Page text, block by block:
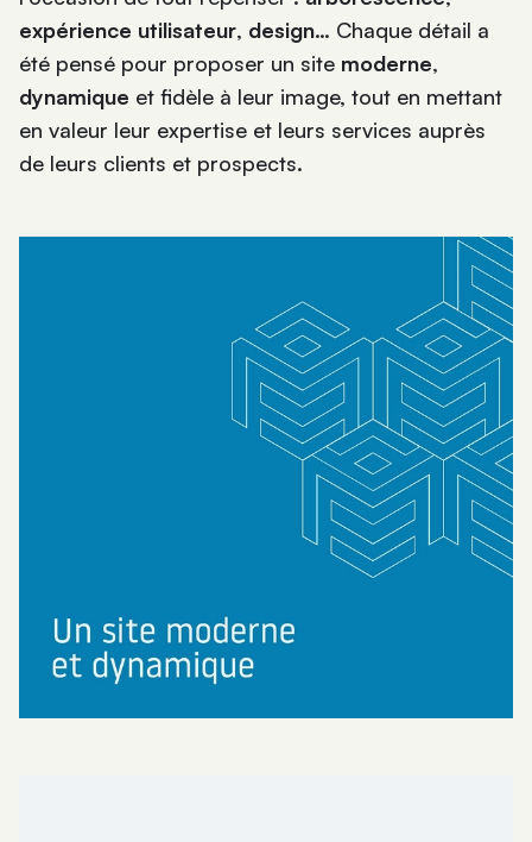
expérience utilisateur, design… Chaque détail a
été pensé pour proposer un site moderne,
dynamique et fidèle à leur image, tout en mettant
en valeur leur expertise et leurs services auprès
de leurs clients et prospects.